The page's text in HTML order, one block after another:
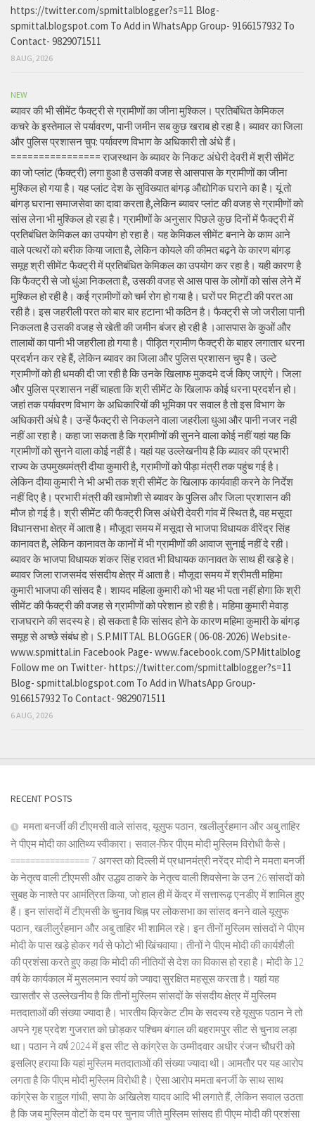
https://twitter.com/spmittalblogger?s=11 Blog-
spmittal.blogspot.com To Add in WhatsApp Group- 9166157932 To
Contact- 9829071511
8 AUG, 2026
NEW
ब्यावर की भी सीमेंट फैक्ट्री से ग्रामीणों का जीना मुश्किल। प्रतिबंधित केमिकल
कचरे के इस्तेमाल से पर्यावरण, पानी जमीन सब कुछ खराब हो रहा है। ब्यावर का जिला
और पुलिस प्रशासन चुप: पर्यावरण विभाग के अधिकारी तो अंधे हैं।
================ राजस्थान के ब्यावर के निकट अंधेरी देवरी में श्री सीमेंट
का जो प्लांट (फैक्ट्री) लगा हुआ है उसकी वजह से आसपास के ग्रामीणों का जीना
मुश्किल हो गया है। यह प्लांट देश के सुविख्यात बांगड़ औद्योगिक घराने का है। यूं तो
बांगड़ घराना समाजसेवा का दावा करता है,लेकिन ब्यावर प्लांट की वजह से ग्रामीणों को
सांस लेना भी मुश्किल हो रहा है। ग्रामीणों के अनुसार पिछले कुछ दिनों में फैक्ट्री में
प्रतिबंधित केमिकल का उपयोग हो रहा है। यह केमिकल सीमेंट बनाने के काम आने
वाले पत्थरों को बरीक किया जाता है, लेकिन कोयले की कीमत बढ़ने के कारण बांगड़
समूह श्री सीमेंट फैक्ट्री में प्रतिबंधित केमिकल का उपयोग कर रहा है। यही कारण है
कि फैक्ट्री से जो धुंआ निकलता है, उसकी वजह से आस पास के लोगों को सांस लेने में
मुश्किल हो रही है। कई ग्रामीणों को चर्म रोग हो गया है। घरों पर मिट्टी की परत आ
रही है। इस जहरीली परत को बार बार हटाना भी कठिन है। फैक्ट्री से जो जरीला पानी
निकलता है उसकी वजह से खेती की जमीन बंजर हो रही है ।आसपास के कुओं और
तालाबों का पानी भी जहरीला हो गया है। पीड़ित ग्रामीण फैक्ट्री के बाहर लगातार धरना
प्रदर्शन कर रहे हैं, लेकिन ब्यावर का जिला और पुलिस प्रशासन चुप है। उल्टे
ग्रामीणों को ही धमकी दी जा रही है कि उनके खिलाफ मुकदमे दर्ज किए जाएंगे। जिला
और पुलिस प्रशासन नहीं चाहता कि श्री सीमेंट के खिलाफ कोई धरना प्रदर्शन हो।
जहां तक पर्यावरण विभाग के अधिकारियों की भूमिका पर सवाल है तो इस विभाग के
अधिकारी अंधे है। उन्हें फैक्ट्री से निकलने वाला जहरीला धुआ और पानी नजर नही
नहीं आ रहा है। कहा जा सकता है कि ग्रामीणों की सुनने वाला कोई नहीं यहां यह कि
ग्रामीणों को सुनने वाला कोई नहीं है। यहां यह उल्लेखनीय है कि ब्यावर की प्रभारी
राज्य के उपमुख्यमंत्री दीया कुमारी है, ग्रामीणों को पीड़ा मंत्री तक पहुंच गई है।
लेकिन दीया कुमारी ने भी अभी तक श्री सीमेंट के खिलाफ कार्यवाही करने के निर्देश
नहीं दिए है। प्रभारी मंत्री की खामोशी से ब्यावर के पुलिस और जिला प्रशासन की
मौज हो गई है। श्री सीमेंट की फैक्ट्री जिस अंधेरी देवरी गांव में स्थित है, वह मसूदा
विधानसभा क्षेत्र में आता है। मौजूदा समय में मसूदा से भाजपा विधायक वीरेंद्र सिंह
कानावत है, लेकिन कानावत के कानों में भी ग्रामीणों की आवाज सुनाई नहीं दे रही।
ब्यावर के भाजपा विधायक शंकर सिंह रावत भी विधायक कानावत के साथ ही खड़े हे।
ब्यावर जिला राजसमंद संसदीय क्षेत्र में आता है। मौजूदा समय में श्रीमती महिमा
कुमारी भाजपा की सांसद है। शायद महिला कुमारी को भी यह भी पता नहीं होगा कि श्री
सीमेंट की फैक्ट्री की वजह से ग्रामीणों को परेशान हो रही है। महिमा कुमारी मेवाड़
राजघराने की सदस्य हे। हो सकता है कि सांसद होने के कारण महिमा कुमारी के बांगड़
समूह से अच्छे संबंध हो। S.P.MITTAL BLOGGER ( 06-08-2026) Website-
www.spmittal.in Facebook Page- www.facebook.com/SPMittalblog
Follow me on Twitter- https://twitter.com/spmittalblogger?s=11
Blog- spmittal.blogspot.com To Add in WhatsApp Group-
9166157932 To Contact- 9829071511
6 AUG, 2026
RECENT POSTS
ममता बनर्जी की टीएमसी वाले सांसद, यूसुफ पठान, खलीलुर्रहमान और अबु ताहिर
ने पीएम मोदी का आतिथ्य स्वीकारा। सवाल-फिर पीएम मोदी मुस्लिम विरोधी कैसे।
================ 7 अगस्त को दिल्ली में प्रधानमंत्री नरेंद्र मोदी ने ममता बनर्जी
के नेतृत्व वाली टीएमसी और उद्धव ठाकरे के नेतृत्व वाली शिवसेना के उन 26 सांसदों को
सुबह के नाश्ते पर आमंत्रित किया, जो हाल ही में केंद्र में सत्तारूढ़ एनडीए में शामिल हुए
हैं। इन सांसदों में टीएमसी के चुनाव चिह्न पर लोकसभा का सांसद बनने वाले यूसुफ
पठान, खलीलुर्रहमान और अबु ताहिर भी शामिल रहे। इन तीनों मुस्लिम सांसदों ने पीएम
मोदी के पास खड़े होकर गर्व से फोटो भी खिंचवाया। तीनों ने पीएम मोदी की कार्यशैली
की प्रशंसा करते हुए कहा कि मोदी की नीतियों से देश का विकास हो रहा है। मोदी के 12
वर्ष के कार्यकाल में मुसलमान स्वयं को ज्यादा सुरक्षित महसूस करता है। यहां यह
खासतौर से उल्लेखनीय है कि तीनों मुस्लिम सांसदों के संसदीय क्षेत्र में मुस्लिम
मतदाताओं की संख्या ज्यादा है। भारतीय क्रिकेट टीम के सदस्य रहे यूसुफ पठान ने तो
अपने गृह प्रदेश गुजरात को छोड़कर पश्चिम बंगाल की बहरामपुर सीट से चुनाव लड़ा
था। पठान ने वर्ष 2024 में इस सीट से कांग्रेस के उम्मीदवार अधीर रंजन चौधरी को
इसलिए हराया कि यहां मुस्लिम मतदाताओं की संख्या ज्यादा थी। आमतौर पर यह आरोप
लगता है कि पीएम मोदी मुस्लिम विरोधी है। ऐसा आरोप ममता बनर्जी के साथ साथ
कांग्रेस के राहुल गांधी, सपा के अखिलेश यादव आदि भी लगाते हैं, लेकिन सवाल उठता
है कि जब मुस्लिम वोटों के दम पर चुनाव जीते मुस्लिम सांसद ही पीएम मोदी की प्रशंसा